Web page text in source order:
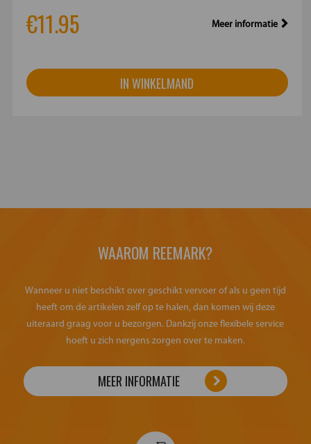
€11.95 Meer informatie
IN WINKELMAND
WAAROM REEMARK?
Wanneer u niet beschikt over geschikt vervoer of als u geen tijd
heeft om de artikelen zelf op te halen, dan komen wij deze
uiteraard graag voor u bezorgen. Dankzij onze flexibele service
hoeft u zich nergens zorgen over te maken.
MEER INFORMATIE